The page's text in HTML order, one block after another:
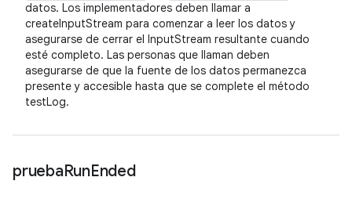
datos. Los implementadores deben llamar a
createInputStream para comenzar a leer los datos y
asegurarse de cerrar el InputStream resultante cuando
esté completo. Las personas que llaman deben
asegurarse de que la fuente de los datos permanezca
presente y accesible hasta que se complete el método
testLog.
pruebaRunEnded